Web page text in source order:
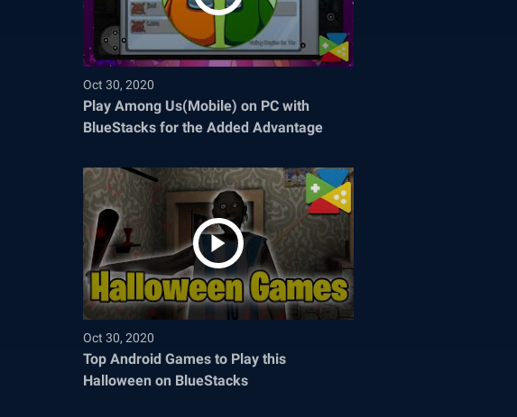
Oct 30, 2020
Play Among Us(Mobile) on PC with
BlueStacks for the Added Advantage
Oct 30, 2020
Top Android Games to Play this
Halloween on BlueStacks